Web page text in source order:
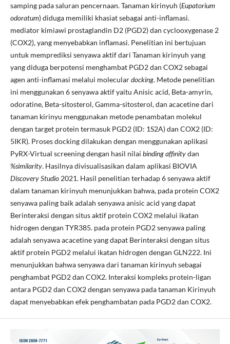
samping pada saluran pencernaan. Tanaman kirinyuh (Eupatorium
odoratum) diduga memiliki khasiat sebagai anti-inflamasi.
mediator kimiawi prostaglandin D2 (PGD2) dan cyclooxygenase 2
(COX2), yang menyebabkan inflamasi. Penelitian ini bertujuan
untuk memprediksi senyawa aktif dari Tanaman kirinyuh yang
yang diduga berpotensi menghambat PGD2 dan COX2 sebagai
agen anti-inflamasi melalui moleculardocking. Metode penelitian
ini menggunakan 6 senyawa aktif yaitu Anisic acid, Beta-amyrin,
odoratine, Beta-sitosterol, Gamma-sitosterol, dan acacetine dari
tanaman kirinyu menggunakan metode penambatan molekul
dengan target protein termasuk PGD2 (ID: 1S2A) dan COX2 (ID:
5IKR). Proses docking dilakukan dengan menggunakan aplikasi
PyRX-Virtual screening dengan hasil nilai binding affinitydan
%similarity. Hasilnya divisualisasikan dalam aplikasi BIOVIA
Discovery Studio2021. Hasil penelitian terhadap 6 senyawa aktif
dalam tanaman kirinyuh menunjukkan bahwa, pada protein COX2
senyawa paling baik adalah senyawa anisic acid yang dapat
Berinteraksi dengan situs aktif protein COX2 melalui ikatan
hidrogen dengan TYR385. pada protein PGD2 senyawa paling
adalah senyawa acacetine yang dapat Berinteraksi dengan situs
aktif protein PGD2 melalui ikatan hidrogen dengan GLN222. Ini
menunjukkan bahwa senyawa dari tanaman kirinyuh sebagai
penghambat PGD2 dan COX2. Interaksi kompleks protein-ligan
antara PGD2 dan COX2 dengan senyawa pada tanaman Kirinyuh
dapat menyebabkan efek penghambatan pada PGD2 dan COX2.